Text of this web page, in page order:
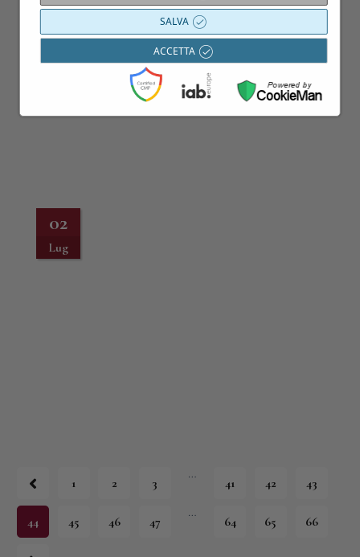
02
Lug
1 2 3
…
41 42 43
44 45 46 47
…
64 65 66
SALVA
ACCETTA